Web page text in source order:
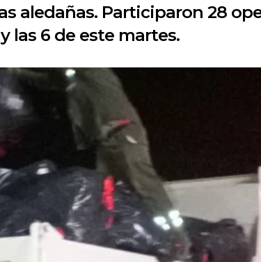
aledañas. Participaron 28
las 6 de este martes.